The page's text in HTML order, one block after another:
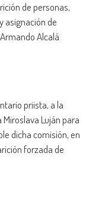
de personas,
asignación de
Alcalá
priista, a la
Luján para
dicha comisión, en
forzada de